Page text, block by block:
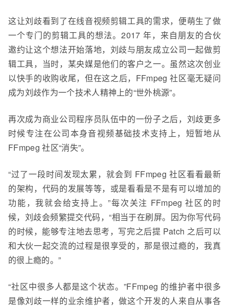
这让刘歧看到了在线音视频剪辑工具的需求，便萌生了做
一个专门的剪辑工具的想法。2017 年，来自朋友的合伙
邀约让这个想法开始落地，刘歧与朋友成立公司一起做剪
辑工具，当时， 某央媒是他们的客户之一。虽然这次创业
以快手的收购收尾，但在这之后，FFmpeg 社区毫无疑问
成为刘歧作为一个技术人精神上的“世外桃源”。
再次成为商业公司程序员队伍中的一份子之后，刘歧更多
时候专注在公司本身音视频基础技术支持 上，短暂地从
FFmpeg 社区“消失”。
“过了一段时间发现太累，就会到 FFmpeg 社区看看最新
的架构，代码的发展等等，或是看看是不是有可以增加的
功能，我就会给支持上。”每次关注 FFmpeg 社区的时
候，刘歧会频繁提交代码，“相当于在刷屏。因为你写代码
的时候，能够专注地去思考，写完之后提 Patch 之后可以
和大伙一起交流的过程是很享受的，那是很过瘾的，我真
的很上瘾的。”
“社区中很多人都是这个状态。”FFmpeg 的维护者中很多
是像刘歧一样的业余维护者，做这个开发的人来自从事各